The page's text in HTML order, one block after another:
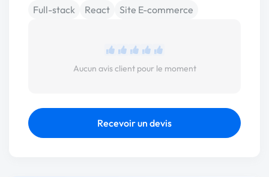
Full-stack
React Site E-commerce
Aucun avis client pour le moment
Recevoir un devis